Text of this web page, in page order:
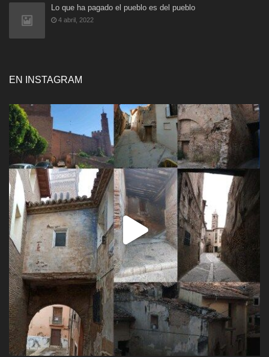
Lo que ha pagado el pueblo es del pueblo
4 abril, 2022
EN INSTAGRAM